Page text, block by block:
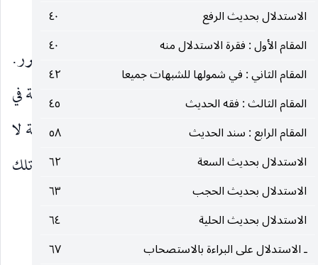
الاستدلال بحديث الرفع
٤٠
المقام الأول : فقرة الاستدلال منه
٤٠
المقام الثاني : في شمولها للشبهات جميعا
٤٢
المقام الثالث : فقه الحديث
٤٥
المقام الرابع : سند الحديث
٥٨
الاستدلال بحديث السعة
٦٢
الاستدلال بحديث الحجب
٦٣
الاستدلال بحديث الحلية
٦٤
ـ الاستدلال على البراءة بالاستصحاب
٦٧
مفاد الهيئة التركيبية لجملة لا ضرر :
الجهة الرابعة ـفي مفاد الهيئة التركيبية لجملة لا ضرر.
وبهذا الصدد نستعرض أولا الاتجاهات الفقهية الرئيسية في
قاعدة لا ضرر ، ثم نستعرض المحتملات اللغوية لجملة لا
ضرر لنرى ما هو الظاهر منها وما يستدعيه من تلك
الاتجاهات الفقهية فنقول :
امّا الاتجاهات الفقهية الرئيسية فثلاثة :